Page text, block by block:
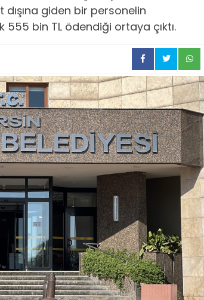
giden bir personelin
bin TL ödendiği ortaya çıktı.